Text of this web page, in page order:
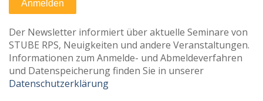
Der Newsletter informiert über aktuelle Seminare von
STUBE RPS, Neuigkeiten und andere Veranstaltungen.
Informationen zum Anmelde- und Abmeldeverfahren
und Datenspeicherung finden Sie in unserer
Datenschutzerklärung